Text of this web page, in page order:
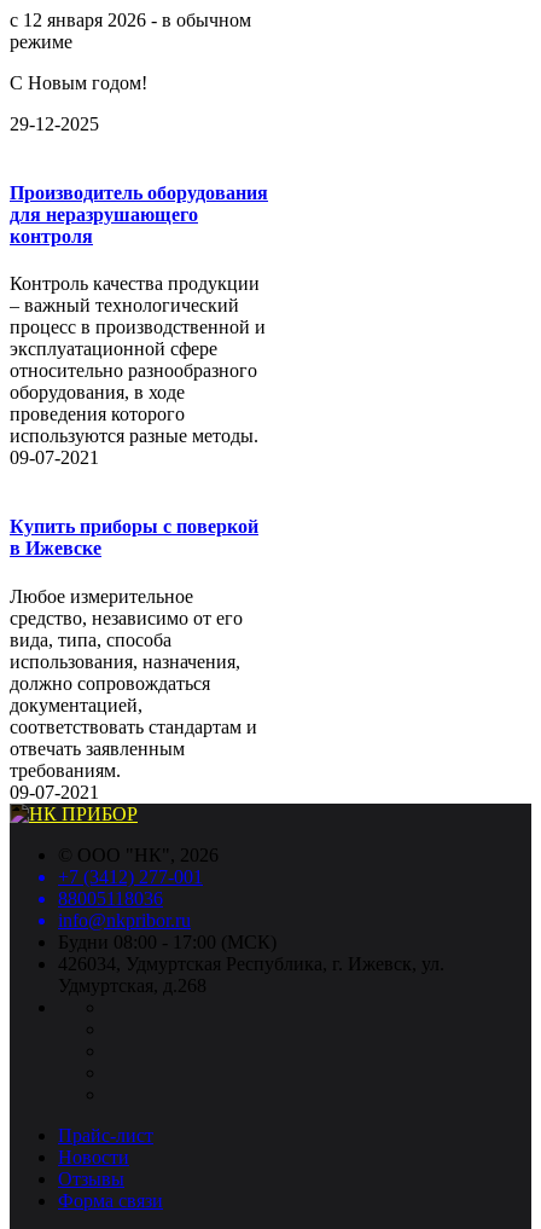
с 12 января 2026 - в обычном
режиме
С Новым годом!
29-12-2025
Производитель оборудования
для неразрушающего
контроля
Контроль качества продукции
– важный технологический
процесс в производственной и
эксплуатационной сфере
относительно разнообразного
оборудования, в ходе
проведения которого
используются разные методы.
09-07-2021
Купить приборы с поверкой
в Ижевске
Любое измерительное
средство, независимо от его
вида, типа, способа
использования, назначения,
должно сопровождаться
документацией,
соответствовать стандартам и
отвечать заявленным
требованиям.
09-07-2021
© ООО "НК", 2026
+7 (3412) 277-001
88005118036
info@nkpribor.ru
Будни 08:00 - 17:00 (МСК)
426034, Удмуртская Республика, г. Ижевск, ул.
Удмуртская, д.268
Прайс-лист
Новости
Отзывы
Форма связи